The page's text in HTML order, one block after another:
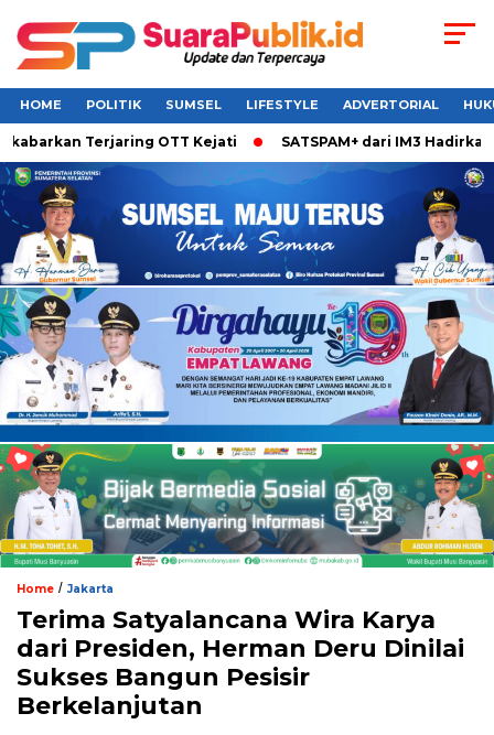
HOME POLITIK SUMSEL LIFESTYLE ADVERTORIAL
Terjaring OTT Kejati SATSPAM+ dari IM3 Hadirkan
Home / Jakarta
Terima Satyalancana Wira Karya
dari Presiden, Herman Deru Dinilai
Sukses Bangun Pesisir
Berkelanjutan